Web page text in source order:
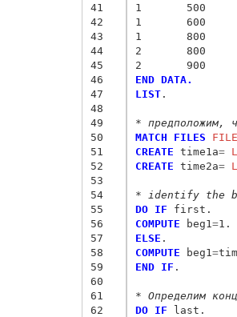
41
42
43
44
45
46
47
48
49
50
51
52
53
54
55
56
57
58
59
60
61
62
1       500
1       600
1       800
2       800
2       900
END DATA.
LIST.
* предположим,
MATCH FILES FILE
CREATE time1a=
CREATE time2a=
* identify the
DO IF
COMPUTE beg1 =
ELSE
COMPUTE beg1 =
END IF .
* Определим
DO IF